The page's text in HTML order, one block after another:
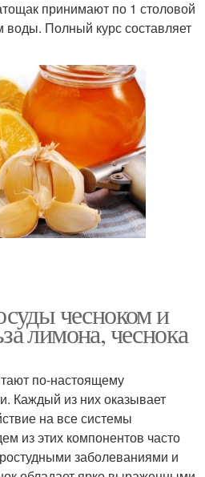
принимают по 1 столовой
воды. Полный курс составляет
чесноком и
лимона, чеснока
по-настоящему
Каждый из них оказывает
на все системы
из этих компонентов часто
заболеваниями и